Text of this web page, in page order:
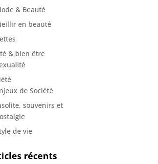
& Beauté
en beauté
& bien être
de Société
souvenirs et
de vie
récents